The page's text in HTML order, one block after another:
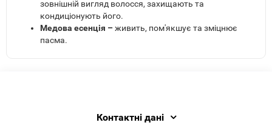
зовнішній вигляд волосся, захищають та
кондиціонують його.
Медова есенція – живить, пом'якшує та зміцнює
пасма.
Контактні дані